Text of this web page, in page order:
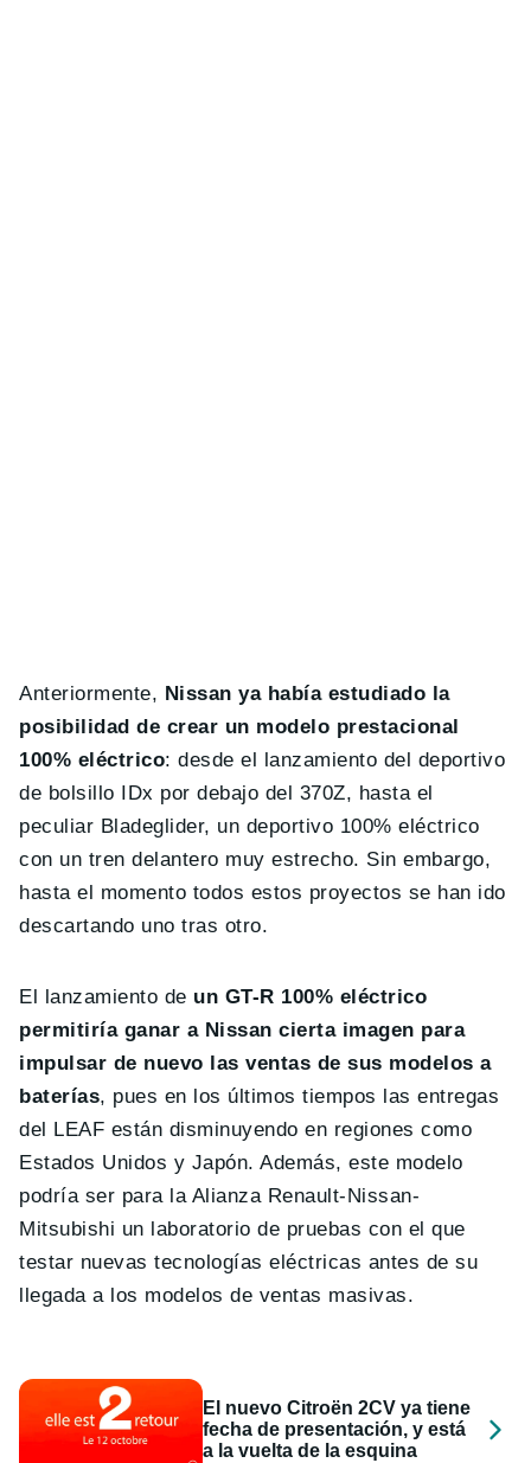
Anteriormente, Nissan ya había estudiado la
posibilidad de crear un modelo prestacional
100% eléctrico: desde el lanzamiento del deportivo
de bolsillo IDx por debajo del 370Z, hasta el
peculiar Bladeglider, un deportivo 100% eléctrico
con un tren delantero muy estrecho. Sin embargo,
hasta el momento todos estos proyectos se han ido
descartando uno tras otro.
El lanzamiento de un GT-R 100% eléctrico
permitiría ganar a Nissan cierta imagen para
impulsar de nuevo las ventas de sus modelos a
baterías, pues en los últimos tiempos las entregas
del LEAF están disminuyendo en regiones como
Estados Unidos y Japón. Además, este modelo
podría ser para la Alianza Renault-Nissan-
Mitsubishi un laboratorio de pruebas con el que
testar nuevas tecnologías eléctricas antes de su
llegada a los modelos de ventas masivas.
El nuevo Citroën 2CV ya tiene
fecha de presentación, y está
a la vuelta de la esquina